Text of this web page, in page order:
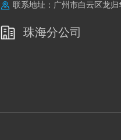
联系地址：广州市白云区龙
珠海分公司